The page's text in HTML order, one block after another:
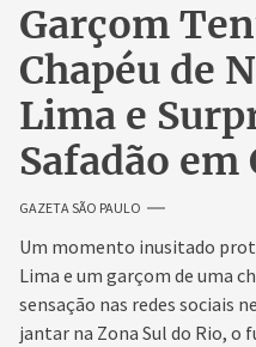
Garçom
Chapéu de
Lima e
Safadão
GAZETA SÃO PAULO
Um momento inusitado
Lima e um garçom de uma
sensação nas redes sociais
jantar na Zona Sul do Rio,